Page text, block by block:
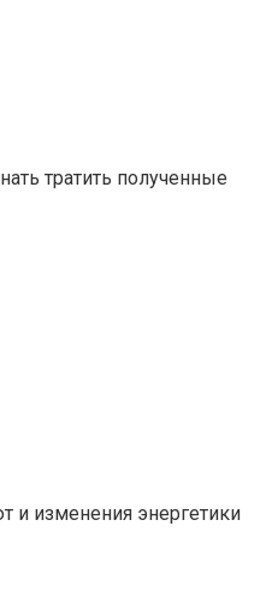
тратить полученные
и изменения энергетики